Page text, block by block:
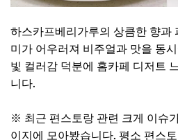
하스카프베리가루의 상큼한 향과
미가 어우러져 비주얼과 맛을 동
빛 컬러감 덕분에 홈카페 디저트
니다.
※ 최근 편스토랑 관련 크게 이슈
이지에 모아봤습니다. 평소 편스